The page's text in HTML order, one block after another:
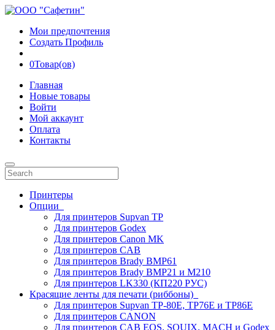
Мои предпочтения
Создать Профиль
0Товар(ов)
Главная
Новые товары
Войти
Мой аккаунт
Оплата
Контакты
Принтеры
Опции
Для принтеров Supvan TP
Для принтеров Godex
Для принтеров Canon MK
Для принтеров CAB
Для принтеров Brady BMP61
Для принтеров Brady BMP21 и M210
Для принтеров LK330 (КП220 РУС)
Красящие ленты для печати (риббоны)
Для принтеров Supvan TP-80E, TP76E и TP86E
Для принтеров CANON
Для принтеров CAB EOS, SQUIX, MACH и Godex